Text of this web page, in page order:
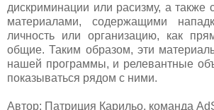
дискриминации или расизму, а
материалами, содержащими
личность или организацию, как
общие. Таким образом, эти
нашей программы, и релевантные
показываться рядом с ними.
Автор: Патриция Карильо, команда